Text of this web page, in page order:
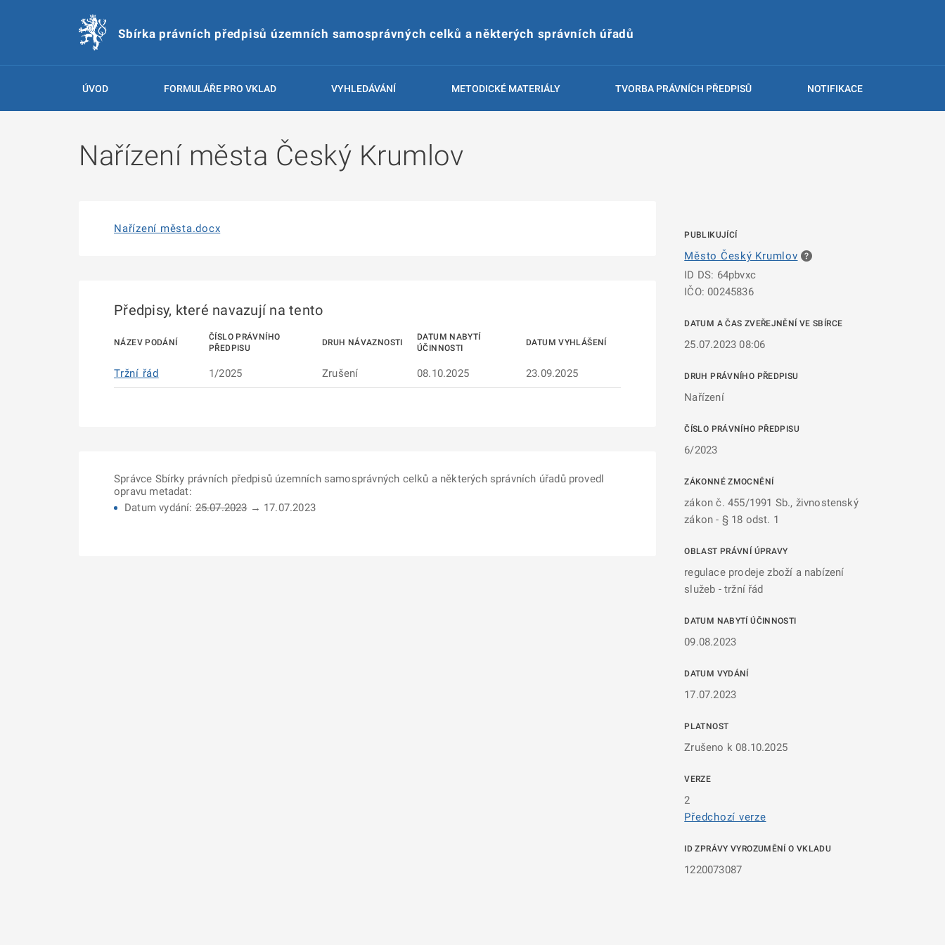
Sbírka právních předpisů územních samosprávných celků a některých správních úřadů
ÚVOD FORMULÁŘE PRO VKLAD VYHLEDÁVÁNÍ METODICKÉ MATERIÁLY TVORBA PRÁVNÍCH PŘEDPISŮ NOTIFIKACE
Nařízení města Český Krumlov
PUBLIKUJÍCÍ
Město Český Krumlov
ID DS: 64pbvxc
IČO: 00245836
DATUM A ČAS ZVEŘEJNĚNÍ VE SBÍRCE
25.07.2023 08:06
DRUH PRÁVNÍHO PŘEDPISU
Nařízení
ČÍSLO PRÁVNÍHO PŘEDPISU
6/2023
ZÁKONNÉ ZMOCNĚNÍ
zákon č. 455/1991 Sb., živnostenský
zákon - § 18 odst. 1
OBLAST PRÁVNÍ ÚPRAVY
regulace prodeje zboží a nabízení
služeb - tržní řád
DATUM NABYTÍ ÚČINNOSTI
09.08.2023
DATUM VYDÁNÍ
17.07.2023
PLATNOST
Zrušeno k 08.10.2025
VERZE
2
Předchozí verze
ID ZPRÁVY VYROZUMĚNÍ O VKLADU
1220073087
Nařízení města.docx
Předpisy, které navazují na tento
NÁZEV PODÁNÍ
ČÍSLO PRÁVNÍHO
PŘEDPISU
DRUH NÁVAZNOSTI
DATUM NABYTÍ
ÚČINNOSTI
DATUM VYHLÁŠENÍ
Tržní řád 1/2025 Zrušení 08.10.2025 23.09.2025
Správce Sbírky právních předpisů územních samosprávných celků a některých správních úřadů provedl
opravu metadat:
Datum vydání:25.07.2023→ 17.07.2023